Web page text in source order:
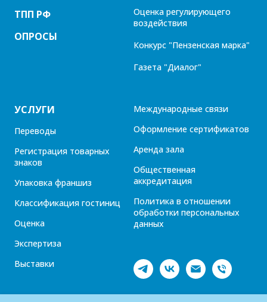
ТПП РФ
ОПРОСЫ
Оценка регулирующего
воздействия
Конкурс "Пензенская марка"
Газета "Диалог"
УСЛУГИ
Переводы
Регистрация товарных
знаков
Упаковка франшиз
Классификация гостиниц
Оценка
Экспертиза
Выставки
Международные связи
Оформление сертификатов
Аренда зала
Общественная
аккредитация
Политика в отношении
обработки персональных
данных